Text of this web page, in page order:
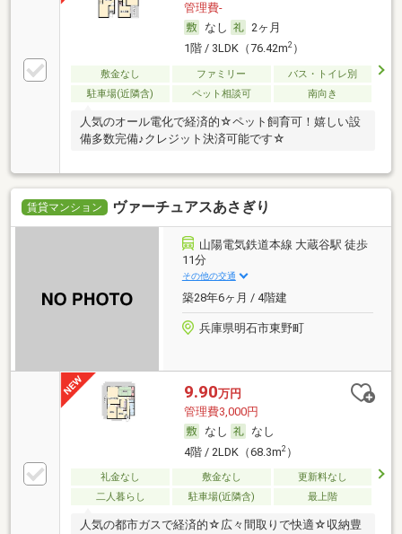
管理費-
なし
2ヶ月
1階 / 3LDK（76.42m2）
敷金なし ファミリー
バス・トイレ別
駐車場(近隣含)
ペット相談可 南向き
人気のオール電化で経済的☆ペット飼育可！嬉しい設
備多数完備♪クレジット決済可能です☆
賃貸マンション ヴァーチュアスあさぎり
山陽電気鉄道本線 大蔵谷駅 徒歩
11分
その他の交通
築28年6ヶ月 / 4階建
兵庫県明石市東野町
9.90万円
管理費3,000円
なし
なし
4階 / 2LDK（68.3m2）
礼金なし 敷金なし
更新料なし
二人暮らし
駐車場(近隣含) 最上階
人気の都市ガスで経済的☆広々間取りで快適☆収納豊